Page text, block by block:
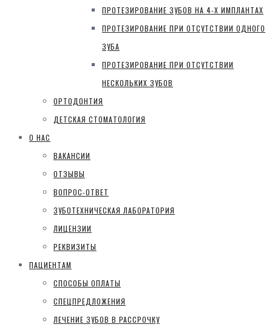
ПРОТЕЗИРОВАНИЕ ЗУБОВ НА 4-Х ИМПЛАНТАХ
ПРОТЕЗИРОВАНИЕ ПРИ ОТСУТСТВИИ ОДНОГО
ЗУБА
ПРОТЕЗИРОВАНИЕ ПРИ ОТСУТСТВИИ
НЕСКОЛЬКИХ ЗУБОВ
ОРТОДОНТИЯ
ДЕТСКАЯ СТОМАТОЛОГИЯ
О НАС
ВАКАНСИИ
ОТЗЫВЫ
ВОПРОС-ОТВЕТ
ЗУБОТЕХНИЧЕСКАЯ ЛАБОРАТОРИЯ
ЛИЦЕНЗИИ
РЕКВИЗИТЫ
ПАЦИЕНТАМ
СПОСОБЫ ОПЛАТЫ
СПЕЦПРЕДЛОЖЕНИЯ
ЛЕЧЕНИЕ ЗУБОВ В РАССРОЧКУ